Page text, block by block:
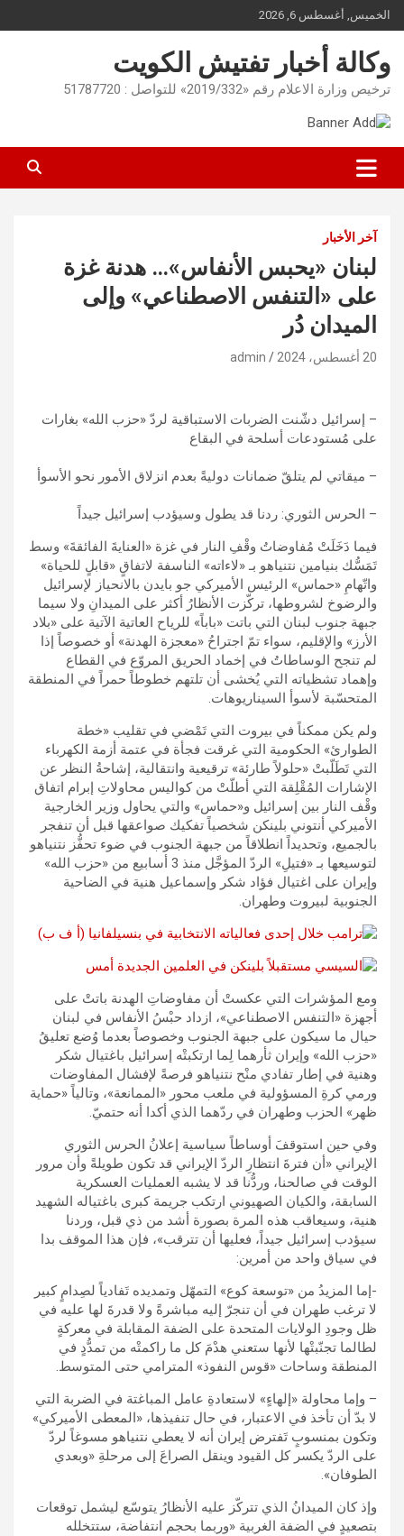
Skip
to
content
الخميس, أغسطس 6, 2026
وكالة أخبار تفتيش الكويت
ترخيص وزارة الاعلام رقم «2019/332» للتواصل : 51787720
آخر الأخبار
لبنان «يحبس الأنفاس»… هدنة غزة
على «التنفس الاصطناعي» وإلى
الميدان دُر
20 أغسطس، 2024 admin
– إسرائيل دشّنت الضربات الاستباقية لردّ «حزب الله» بغارات
على مُستودعات أسلحة في البقاع
– ميقاتي لم يتلقّ ضمانات دوليةً بعدم انزلاق الأمور نحو الأسوأ
– الحرس الثوري: ردنا قد يطول وسيؤدب إسرائيل جيداً
فيما دَخَلَتْ مُفاوضاتُ وقْفِ النار في غزة «العنايةَ الفائقةَ» وسط
تَمَسُّك بنيامين نتنياهو بـ «لاءاته» الناسفة لاتفاقٍ «قابلٍ للحياة»
واتّهامِ «حماس» الرئيس الأميركي جو بايدن بالانحياز لإسرائيل
والرضوخ لشروطها، تركّزت الأنظارُ أكثر على الميدانِ ولا سيما
جبهة جنوب لبنان التي باتت «باباً» للرياح العاتية الآتية على «بلاد
الأرز» والإقليم، سواء تمّ اجتراحُ «معجزة الهدنة» أو خصوصاً إذا
لم تنجح الوساطاتُ في إخماد الحريق المروّع في القطاع
وإهماد تشظياته التي يُخشى أن تلتهم خطوطاً حمراً في المنطقة
المتحسّبة لأسوأ السيناريوهات.
ولم يكن ممكناً في بيروت التي تَمْضي في تقليب «خطة
الطوارئ» الحكومية التي غرقت فجأة في عتمة أزمة الكهرباء
التي تَطَلّبتْ «حلولاً طارئة» ترقيعية وانتقالية، إشاحةُ النظر عن
الإشارات المُقْلِقة التي أطلّتْ من كواليس محاولاتِ إبرام اتفاق
وقْف النار بين إسرائيل و«حماس» والتي يحاول وزير الخارجية
الأميركي أنتوني بلينكن شخصياً تفكيك صواعقها قبل أن تنفجر
بالجميع، وتحديداً انطلاقاً من جبهة الجنوب في ضوء تحفُّز نتنياهو
لتوسيعها بـ «فتيلِ» الردّ المؤجَّل منذ 3 أسابيع من «حزب الله»
وإيران على اغتيال فؤاد شكر وإسماعيل هنية في الضاحية
الجنوبية لبيروت وطهران.
ومع المؤشرات التي عكستْ أن مفاوضاتِ الهدنة باتتْ على
أجهزة «التنفس الاصطناعي»، ازداد حبْسُ الأنفاس في لبنان
حيال ما سيكون على جبهة الجنوب وخصوصاً بعدما وُضع تعليقُ
«حزب الله» وإيران ثأرهما لِما ارتكبتْه إسرائيل باغتيال شكر
وهنية في إطار تفادي منْح نتنياهو فرصةً لإفشال المفاوضات
ورمي كرةِ المسؤولية في ملعب محور «الممانعة»، وتالياً «حماية
ظهر» الحزب وطهران في ردّهما الذي أكدا أنه حتميّ.
وفي حين استوقفَ أوساطاً سياسية إعلانُ الحرس الثوري
الإيراني «أن فترةَ انتظارِ الردّ الإيراني قد تكون طويلةً وأن مرور
الوقت في صالحنا، وردُّنا قد لا يشبه العمليات العسكرية
السابقة، والكيان الصهيوني ارتكب جريمة كبرى باغتياله الشهيد
هنية، وسيعاقب هذه المرة بصورة أشد من ذي قبل، وردنا
سيؤدب إسرائيل جيداً، فعليها أن تترقب»، فإن هذا الموقف بدا
في سياق واحد من أمرين:
-إما المزيدُ من «توسعة كوع» التمهّل وتمديده تَفادياً لصِدامٍ كبير
لا ترغب طهران في أن تنجرّ إليه مباشرةً ولا قدرةَ لها عليه في
ظل وجودِ الولايات المتحدة على الضفة المقابلة في معركةٍ
لطالما تجنّبتْها لأنها ستعني هدْمَ كل ما راكمتْه من تمدُّدٍ في
المنطقة وساحات «قوس النفوذ» المترامي حتى المتوسط.
– وإما محاولة «إلهاءٍ» لاستعادةِ عامل المباغتة في الضربة التي
لا بدّ أن تأخذ في الاعتبار، في حال تنفيذها، «المعطى الأميركي»
وتكون بمنسوبٍ تَفترض إيران أنه لا يعطي نتنياهو مسوغاً لردّ
على الردّ يكسر كل القيود وينقل الصراعَ إلى مرحلةِ «وبعدي
الطوفان».
وإذ كان الميدانُ الذي تتركّز عليه الأنظارُ يتوسّع ليشمل توقعات
بتصعيدٍ في الضفة الغربية «وربما بحجم انتفاضة، ستتخلله